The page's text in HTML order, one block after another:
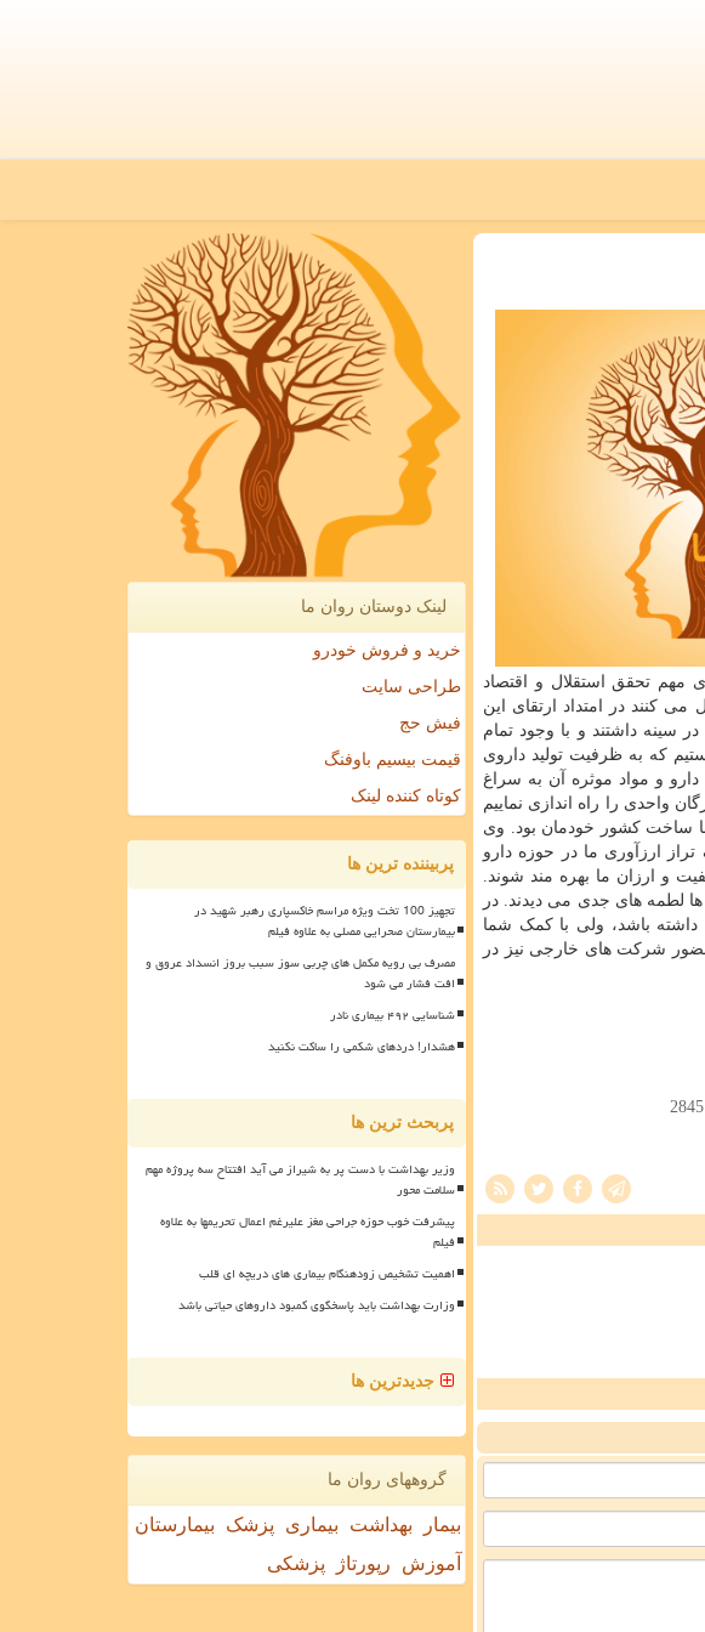
مهم تحقق استقلال و اقتصاد
کنند در امتداد ارتقای این
سینه داشتند و با وجود تمام
که به ظرفیت تولید داروی
و مواد موثره آن به سراغ
واحدی را راه اندازی نماییم
ها ساخت کشور خودمان بود. وی
ارزآوری ما در حوزه دارو
و ارزان ما بهره مند شوند.
ها لطمه های جدی می دیدند. در
داشته باشد، ولی با کمک شما
حضور شرکت های خارجی نیز در
2845
لینک دوستان روان ما
خرید و فروش خودرو
طراحی سایت
فیش حج
قیمت بیسیم باوفنگ
کوتاه کننده لینک
پربیننده ترین ها
تجهیز 100 تخت ویژه مراسم خاکسپاری رهبر شهید در
بیمارستان صحرایی مصلی به علاوه فیلم
مصرف بی رویه مکمل های چربی سوز سبب بروز انسداد عروق و
افت فشار می شود
شناسایی ۴۹۲ بیماری نادر
هشدار! دردهای شکمی را ساکت نکنید
پربحث ترین ها
وزیر بهداشت با دست پر به شیراز می آید افتتاح سه پروژه مهم
سلامت محور
پیشرفت خوب حوزه جراحی مغز علیرغم اعمال تحریمها به علاوه
فیلم
اهمیت تشخیص زودهنگام بیماری های دریچه ای قلب
وزارت بهداشت باید پاسخگوی کمبود داروهای حیاتی باشد
جدیدترین ها
گروههای روان ما
بیمار بهداشت بیماری پزشک
بیمارستان
آموزش
رپورتاژ پزشکی